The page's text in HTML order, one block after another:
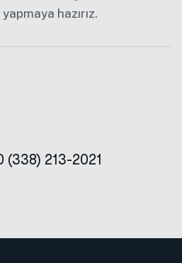
hazırız.
(338) 213-2021